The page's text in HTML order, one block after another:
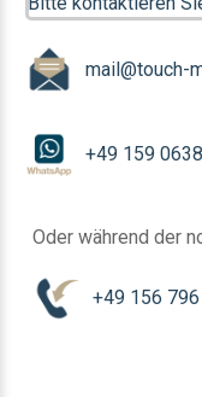
mail@touch-
+49 159
Oder während der
+49 156